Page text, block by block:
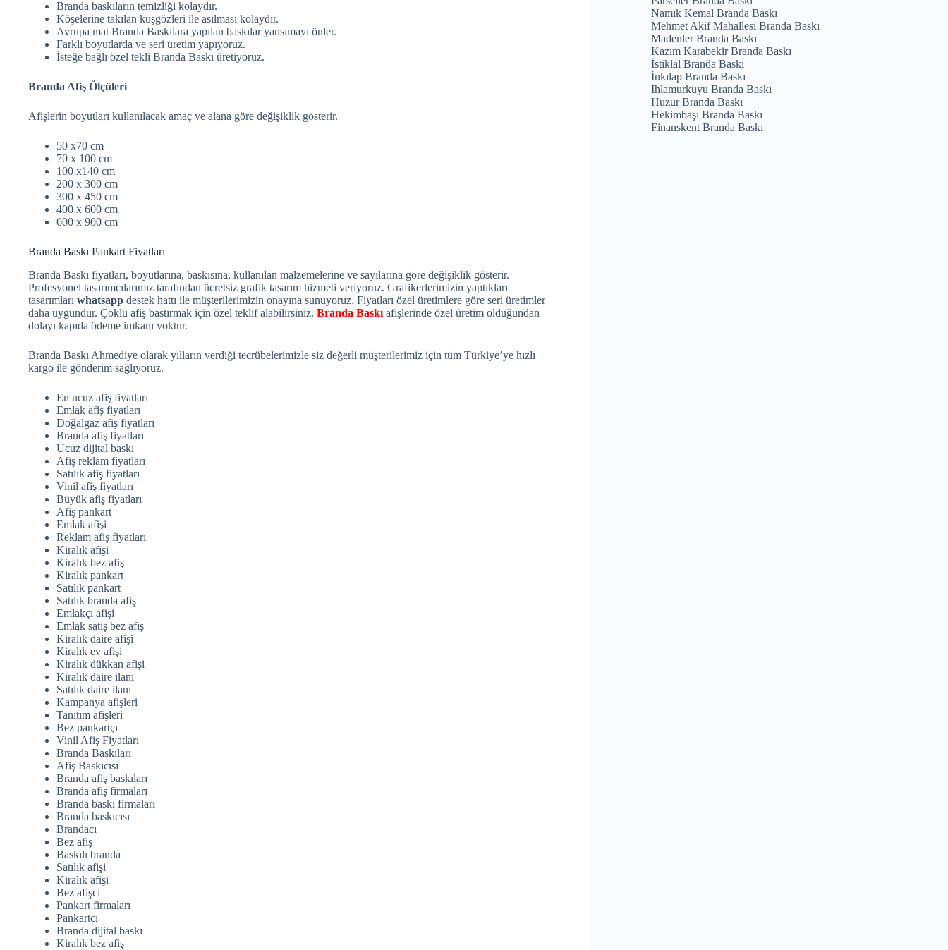
Branda baskıların temizliği kolaydır.
Köşelerine takılan kuşgözleri ile asılması kolaydır.
Avrupa mat Branda Baskılara yapılan baskılar yansımayı önler.
Farklı boyutlarda ve seri üretim yapıyoruz.
İsteğe bağlı özel tekli Branda Baskı üretiyoruz.
Branda Afiş Ölçüleri
Afişlerin boyutları kullanılacak amaç ve alana göre değişiklik gösterir.
50 x70 cm
70 x 100 cm
100 x140 cm
200 x 300 cm
300 x 450 cm
400 x 600 cm
600 x 900 cm
Branda Baskı Pankart Fiyatları
Branda Baskı fiyatları, boyutlarına, baskısına, kullanılan malzemelerine ve sayılarına göre değişiklik gösterir.
Profesyonel tasarımcılarımız tarafından ücretsiz grafik tasarım hizmeti veriyoruz. Grafikerlerimizin yaptıkları
tasarımları whatsapp destek hattı ile müşterilerimizin onayına sunuyoruz. Fiyatları özel üretimlere göre seri üretimler
daha uygundur. Çoklu afiş bastırmak için özel teklif alabilirsiniz. Branda Baskı afişlerinde özel üretim olduğundan
dolayı kapıda ödeme imkanı yoktur.
Branda Baskı Ahmediye olarak yılların verdiği tecrübelerimizle siz değerli müşterilerimiz için tüm Türkiye’ye hızlı
kargo ile gönderim sağlıyoruz.
En ucuz afiş fiyatları
Emlak afiş fiyatları
Doğalgaz afiş fiyatları
Branda afiş fiyatları
Ucuz dijital baskı
Afiş reklam fiyatları
Satılık afiş fiyatları
Vinil afiş fiyatları
Büyük afiş fiyatları
Afiş pankart
Emlak afişi
Reklam afiş fiyatları
Kiralık afişi
Kiralık bez afiş
Kiralık pankart
Satılık pankart
Satılık branda afiş
Emlakçı afişi
Emlak satış bez afiş
Kiralık daire afişi
Kiralık ev afişi
Kiralık dükkan afişi
Kiralık daire ilanı
Satılık daire ilanı
Kampanya afişleri
Tanıtım afişleri
Bez pankartçı
Vinil Afiş Fiyatları
Branda Baskıları
Afiş Baskıcısı
Branda afiş baskıları
Branda afiş firmaları
Branda baskı firmaları
Branda baskıcısı
Brandacı
Bez afiş
Baskılı branda
Satılık afişi
Kiralık afişi
Bez afişci
Pankart firmaları
Pankartcı
Branda dijital baskı
Kiralık bez afiş
Namık Kemal Branda Baskı
Mehmet Akif Mahallesi Branda Baskı
Madenler Branda Baskı
Kazım Karabekir Branda Baskı
İstiklal Branda Baskı
İnkılap Branda Baskı
Ihlamurkuyu Branda Baskı
Huzur Branda Baskı
Hekimbaşı Branda Baskı
Finanskent Branda Baskı